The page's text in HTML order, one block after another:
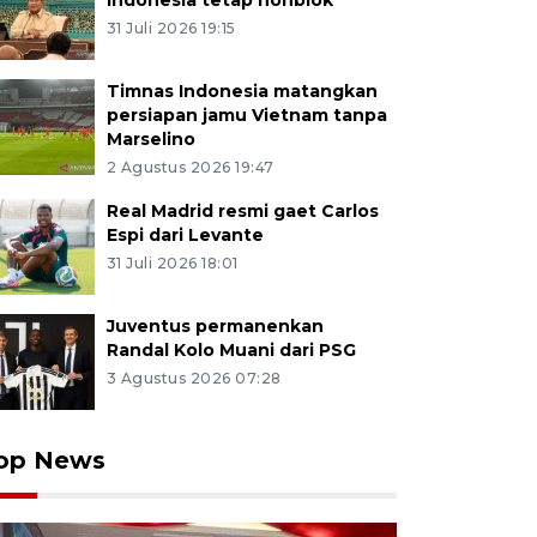
31 Juli 2026 19:15
Timnas Indonesia matangkan
persiapan jamu Vietnam tanpa
Marselino
2 Agustus 2026 19:47
Real Madrid resmi gaet Carlos
Espi dari Levante
31 Juli 2026 18:01
Juventus permanenkan
Randal Kolo Muani dari PSG
3 Agustus 2026 07:28
News